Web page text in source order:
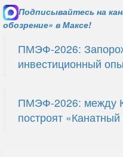
Подписывайтесь на
обозрение» в Максе!
ПМЭФ-2026:
инвестиционный
ПМЭФ-2026: между
построят «Канатный